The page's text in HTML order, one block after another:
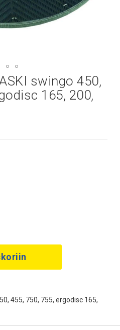
swingo 450,
165, 200,
455, 750, 755, ergodisc 165,